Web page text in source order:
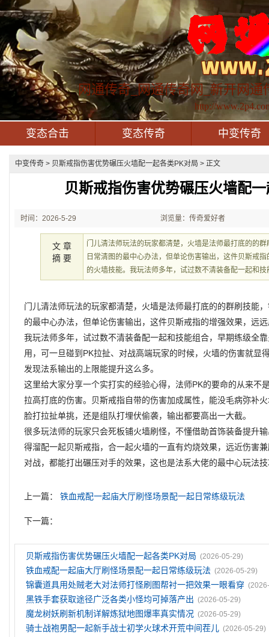
网通传奇_网通传奇网_新开网通
http://
变态合击 变态传奇 中变传奇
中变传奇 > 贝斯戒指伤害优势碾压火墙配一起各类PK对局 > 正文
贝斯戒指伤害优势碾压火墙配
时间：2026-5-29
21:36:50
浏览量：传奇爱好者
文 章
摘 要
门儿清法师玩法的玩家都清楚，火墙是法师最打底的的
日常清图的最中心办法，但单论伤害输出，这件贝斯戒
的火墙技能。我玩法师多年，试过数不清装备配一起和技
门儿清法师玩法的玩家都清楚，火墙是法师最打底的的群刷技能
的最中心办法，但单论伤害输出，这件贝斯戒指的‌增强效果，远
我玩法师多年，试过数不清装备配一起和技能组合，早期练级全
用，可一旦碰到PK拉扯、对战高端玩家的时候，火墙的伤害就显
发现法系输出的上限能提升这么多。
这里给大家分享一个实打实的经验心得，法师PK的要命的从来不
拉高打底的伤害。贝斯戒指自带的伤害加成属性，能没毛病弥补
脸打拉扯单挑，还是组队打埋伏偷袭，输出都要高出一大截。
很多玩法师的玩家只会死板铺火墙刷怪，不懂借助首饰装备提升
得溜配一起贝斯戒指，合一起火墙的一直有灼烧效果，远近伤害
对战，都能打出碾压对手的效果，这也是法系大佬的最中心玩法
上一篇：铁血戒配一起庙大厅刷怪场景配一起日常练级玩法
下一篇：
贝斯戒指伤害优势碾压火墙配一起各类PK对局 (2026-05-29)
铁血戒配一起庙大厅刷怪场景配一起日常练级玩法 (2026-05-29)
锦囊道具用处贼老大对法师打怪刷图帮衬一把效果一眼看穿
黑铁手套获取途径广泛各类小怪均可掉落产出 (2026-05-29)
魔龙树妖刷新机制详解炼狱地图爆率真实情况 (2026-05-29)
骑士战袍男配一起新手战士初学火球术开荒中间茬儿 (2026-05-29)